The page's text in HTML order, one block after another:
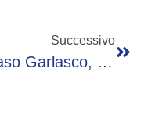
Successivo
Caso Garlasco, La Psicologa: “Parlare Da Soli Non Deve Allarmare, Via Per Scaricare Ansia E Stress”